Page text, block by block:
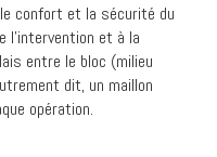
le confort et la sécurité du
l’intervention et à la
entre le bloc (milieu
dit, un maillon
opération.